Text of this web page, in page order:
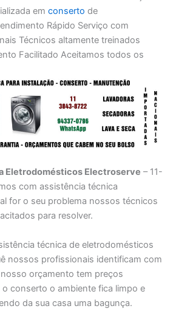
em conserto de
Rápido Serviço com
Técnicos altamente treinados
Facilitado Aceitamos todos os
Eletrodomésticos Electroserve – 11-
com assistência técnica
for o seu problema nossos técnicos
para resolver.
técnica de eletrodomésticos
nossos profissionais identificam com
orçamento tem preços
conserto o ambiente fica limpo e
da sua casa uma bagunça.